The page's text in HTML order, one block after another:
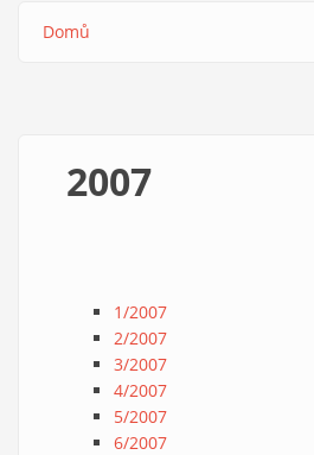
Domů
2007
1/2007
2/2007
3/2007
4/2007
5/2007
6/2007